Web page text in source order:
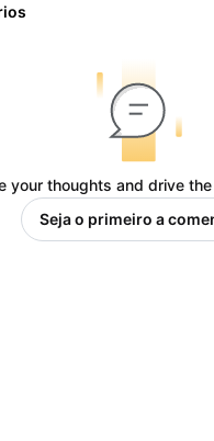
your thoughts and drive
Seja o primeiro a